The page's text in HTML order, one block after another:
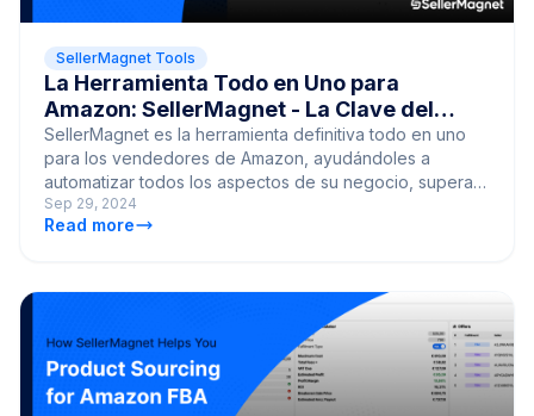
SellerMagnet Tools
La Herramienta Todo en Uno para
Amazon: SellerMagnet - La Clave del
Éxito
SellerMagnet es la herramienta definitiva todo en uno
para los vendedores de Amazon, ayudándoles a
automatizar todos los aspectos de su negocio, superar
a la competencia y llevar sus ventas al siguiente nivel.
Sep 29, 2024
Read more